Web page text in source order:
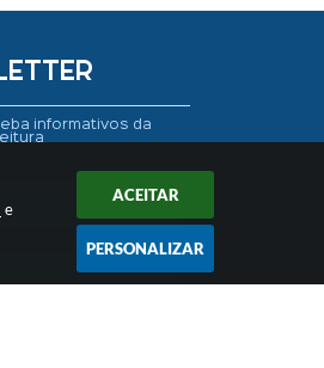
e
ACEITAR
PERSONALIZAR
informativos da